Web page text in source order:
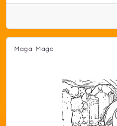
Maga Mago